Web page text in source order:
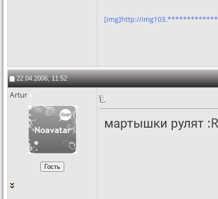
[img]http://
22.04.2006, 11:52
Artur
мартышки рулят